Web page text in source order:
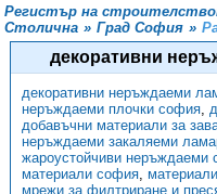
Регистър на
Столична » Град София »
декоративни
декоративни неръждаеми
неръждаеми плочки софия,
добавъчни материали за
неръждаеми закаляеми
жароустойчиви неръждаеми
материали софия,
мрежи за филтриране и